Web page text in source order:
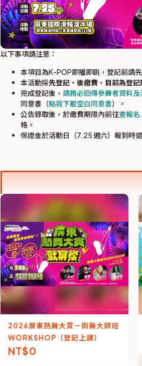
以下事項請注意：
本項目為K-POP即播即跳，登記前請
本活動採先登記、後繳費， 目前為登記
完成登記後， 請務必回傳參賽者資料及
同意書（點我下載空白同意書）。
公告錄取後，於繳費期限內前往查報名
格。
保證金於活動日（7.25 週六）報到時退
2026屏東熱舞大賞－街舞大師班
WORKSHOP（登記上課）
NT$0